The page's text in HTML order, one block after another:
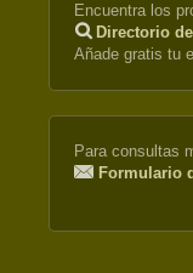
Encuentra los
Directorio
Añade gratis tu
Para consultas
Formulario